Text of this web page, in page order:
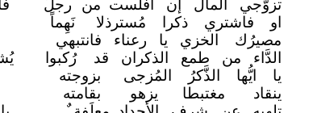
تزوَّجي المال إن افلست من
رجلً
او فاشتري ذكرا مُسترذلا
نَهِماً
مصيرُك الخزي يا رعناء فانتبهي
الدَّاء من طمع الذكران قد
رُكبوا
يا ايُّها الذَّكرُ المُزجى
بزوجته
ينقاد مغتبطا يزهو
بقامته